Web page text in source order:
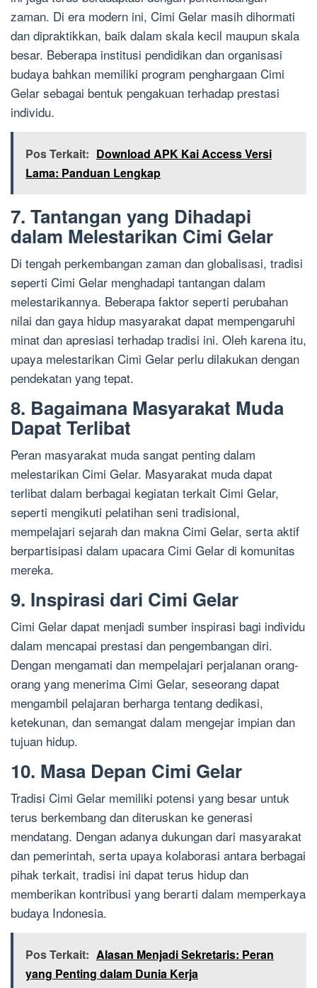
zaman. Di era modern ini, Cimi Gelar masih dihormati
dan dipraktikkan, baik dalam skala kecil maupun skala
besar. Beberapa institusi pendidikan dan organisasi
budaya bahkan memiliki program penghargaan Cimi
Gelar sebagai bentuk pengakuan terhadap prestasi
individu.
Pos Terkait: Download APK Kai Access Versi
Lama: Panduan Lengkap
7. Tantangan yang Dihadapi
dalam Melestarikan Cimi Gelar
Di tengah perkembangan zaman dan globalisasi, tradisi
seperti Cimi Gelar menghadapi tantangan dalam
melestarikannya. Beberapa faktor seperti perubahan
nilai dan gaya hidup masyarakat dapat mempengaruhi
minat dan apresiasi terhadap tradisi ini. Oleh karena itu,
upaya melestarikan Cimi Gelar perlu dilakukan dengan
pendekatan yang tepat.
8. Bagaimana Masyarakat Muda
Dapat Terlibat
Peran masyarakat muda sangat penting dalam
melestarikan Cimi Gelar. Masyarakat muda dapat
terlibat dalam berbagai kegiatan terkait Cimi Gelar,
seperti mengikuti pelatihan seni tradisional,
mempelajari sejarah dan makna Cimi Gelar, serta aktif
berpartisipasi dalam upacara Cimi Gelar di komunitas
mereka.
9. Inspirasi dari Cimi Gelar
Cimi Gelar dapat menjadi sumber inspirasi bagi individu
dalam mencapai prestasi dan pengembangan diri.
Dengan mengamati dan mempelajari perjalanan orang-
orang yang menerima Cimi Gelar, seseorang dapat
mengambil pelajaran berharga tentang dedikasi,
ketekunan, dan semangat dalam mengejar impian dan
tujuan hidup.
10. Masa Depan Cimi Gelar
Tradisi Cimi Gelar memiliki potensi yang besar untuk
terus berkembang dan diteruskan ke generasi
mendatang. Dengan adanya dukungan dari masyarakat
dan pemerintah, serta upaya kolaborasi antara berbagai
pihak terkait, tradisi ini dapat terus hidup dan
memberikan kontribusi yang berarti dalam memperkaya
budaya Indonesia.
Pos Terkait: Alasan Menjadi Sekretaris: Peran
yang Penting dalam Dunia Kerja